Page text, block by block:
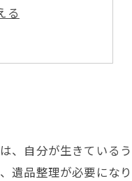
る
積も可能
させるプロセス
新たな未来
、自分が生きている
遺品整理が必要にな